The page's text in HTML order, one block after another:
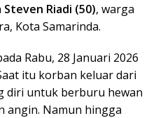
Steven Riadi (50), warga
Kota Samarinda.
Rabu, 28 Januari 2026
itu korban keluar dari
diri untuk berburu hewan
angin. Namun hingga